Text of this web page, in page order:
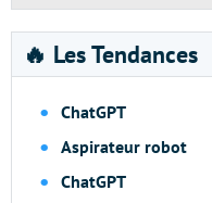
🔥 Les Tendances
ChatGPT
Aspirateur robot
ChatGPT